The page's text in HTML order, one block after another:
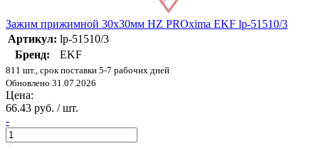
Зажим прижимной 30х30мм HZ PROxima EKF lp-51510/3
Артикул: lp-51510/3
Бренд:
EKF
811 шт., срок поставки 5-7 рабочих дней
Обновлено 31.07.2026
Цена:
66.43 руб. / шт.
-